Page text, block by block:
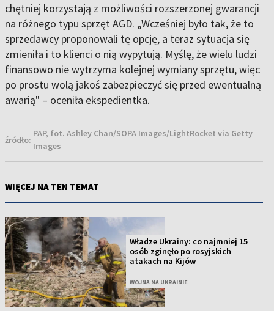
chętniej korzystają z możliwości rozszerzonej gwarancji
na różnego typu sprzęt AGD. „Wcześniej było tak, że to
sprzedawcy proponowali tę opcję, a teraz sytuacja się
zmieniła i to klienci o nią wypytują. Myślę, że wielu ludzi
finansowo nie wytrzyma kolejnej wymiany sprzętu, więc
po prostu wolą jakoś zabezpieczyć się przed ewentualną
awarią" – oceniła ekspedientka.
źródło:
PAP, fot. Ashley Chan/SOPA Images/LightRocket via Getty
Images
WIĘCEJ NA TEN TEMAT
Władze Ukrainy: co najmniej 15
osób zginęło po rosyjskich
atakach na Kijów
WOJNA NA UKRAINIE